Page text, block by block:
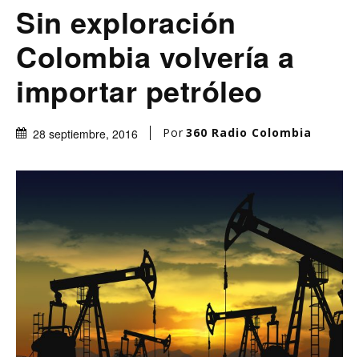
Sin exploración
Colombia volvería a
importar petróleo
28 septiembre, 2016 Por 360 Radio Colombia